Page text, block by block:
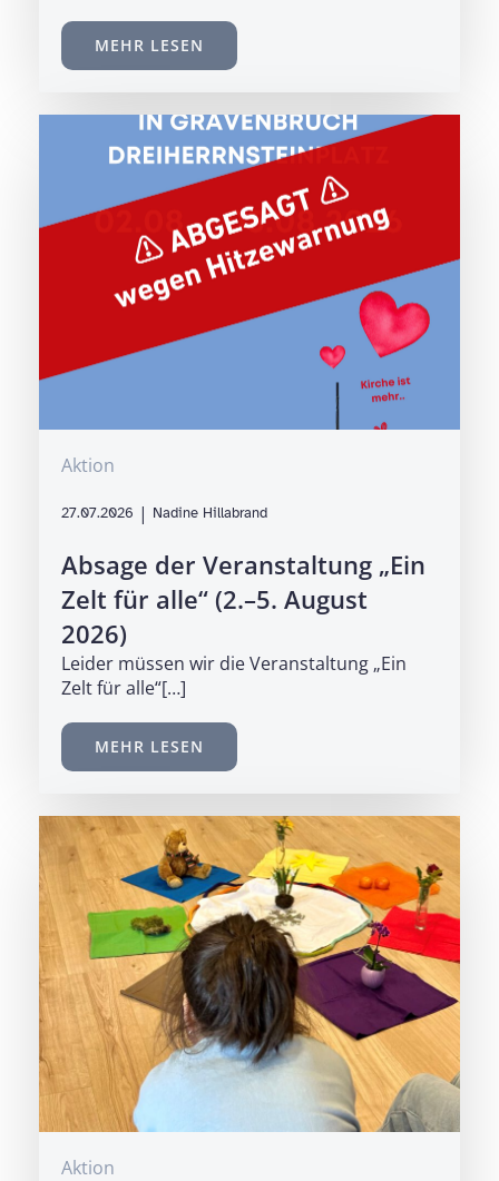
MEHR LESEN
Aktion
27.07.2026 | Nadine Hillabrand
Absage der Veranstaltung „Ein
Zelt für alle“ (2.–5. August
2026)
Leider müssen wir die Veranstaltung „Ein
Zelt für alle“[…]
MEHR LESEN
Aktion